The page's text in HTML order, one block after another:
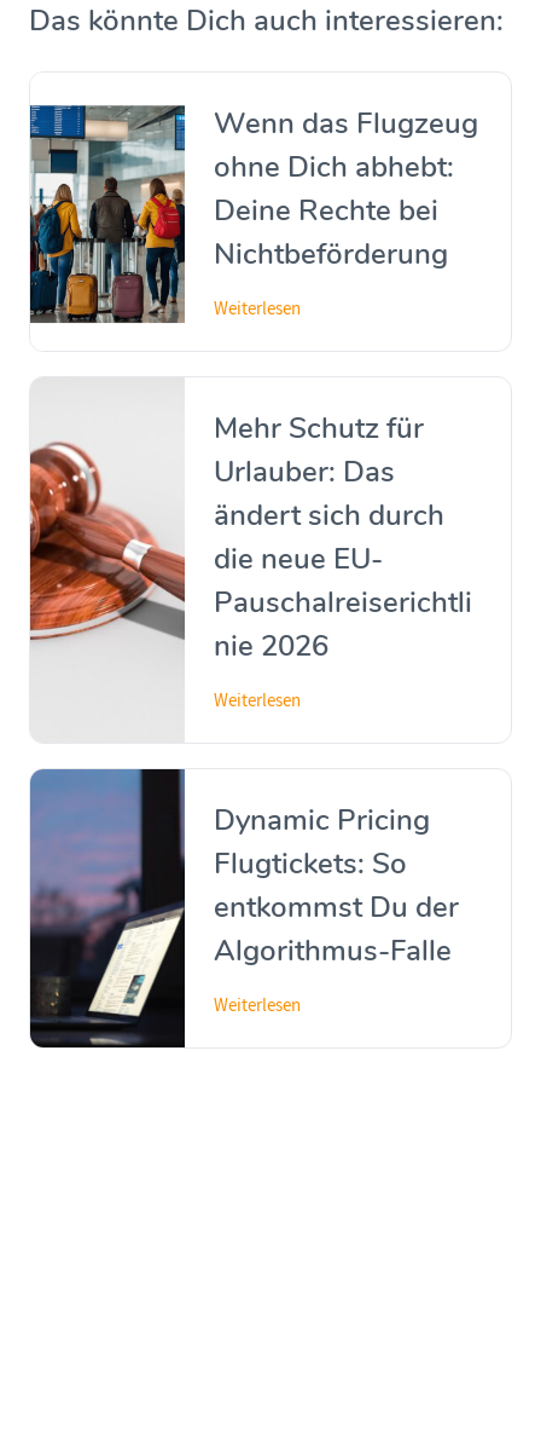
Das könnte Dich auch interessieren:
Wenn das Flugzeug
ohne Dich abhebt:
Deine Rechte bei
Nichtbeförderung
Weiterlesen
Mehr Schutz für
Urlauber: Das
ändert sich durch
die neue EU-
Pauschalreiserichtli
nie 2026
Weiterlesen
Dynamic Pricing
Flugtickets: So
entkommst Du der
Algorithmus-Falle
Weiterlesen